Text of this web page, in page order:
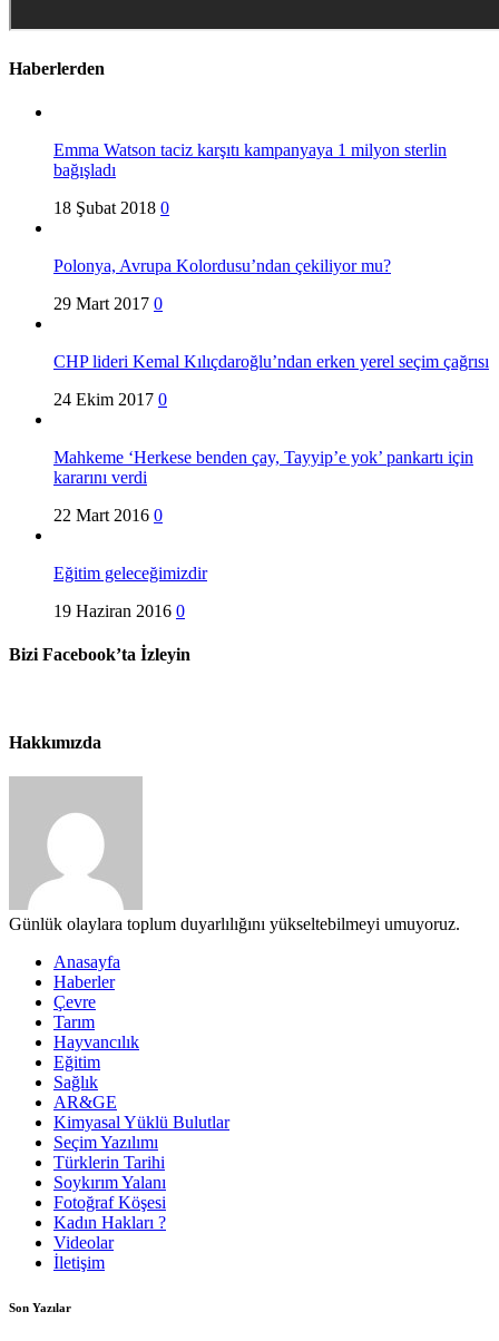
Haberlerden
Emma Watson taciz karşıtı kampanyaya 1 milyon sterlin
bağışladı
18 Şubat 2018 0
Polonya, Avrupa Kolordusu’ndan çekiliyor mu?
29 Mart 2017 0
CHP lideri Kemal Kılıçdaroğlu’ndan erken yerel seçim çağrısı
24 Ekim 2017 0
Mahkeme ‘Herkese benden çay, Tayyip’e yok’ pankartı için
kararını verdi
22 Mart 2016 0
Eğitim geleceğimizdir
19 Haziran 2016 0
Bizi Facebook’ta İzleyin
Hakkımızda
Günlük olaylara toplum duyarlılığını yükseltebilmeyi umuyoruz.
Anasayfa
Haberler
Çevre
Tarım
Hayvancılık
Eğitim
Sağlık
AR&GE
Kimyasal Yüklü Bulutlar
Seçim Yazılımı
Türklerin Tarihi
Soykırım Yalanı
Fotoğraf Köşesi
Kadın Hakları ?
Videolar
İletişim
Son Yazılar